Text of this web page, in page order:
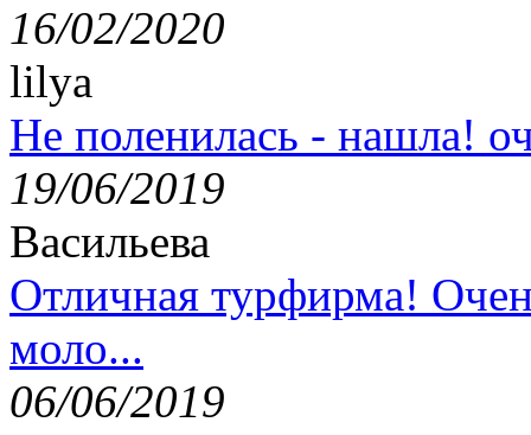
16/02/2020
lilya
Не поленилась - нашла!
19/06/2019
Васильева
Отличная турфирма!
моло...
06/06/2019